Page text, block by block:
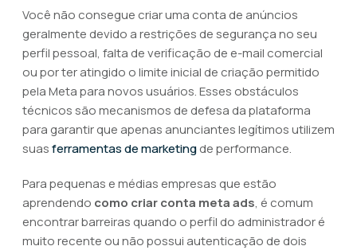
Você não consegue criar uma conta de anúncios
geralmente devido a restrições de segurança no seu
perfil pessoal, falta de verificação de e-mail comercial
ou por ter atingido o limite inicial de criação permitido
pela Meta para novos usuários. Esses obstáculos
técnicos são mecanismos de defesa da plataforma
para garantir que apenas anunciantes legítimos utilizem
suasferramentas de marketingde performance.
Para pequenas e médias empresas que estão
aprendendo como criar conta meta ads, é comum
encontrar barreiras quando o perfil do administrador é
muito recente ou não possui autenticação de dois